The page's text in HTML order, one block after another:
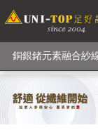
級高
銅銀鍺元素融合紗
【快來點我】H型